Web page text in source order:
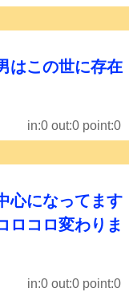
はこの世に存在
in:0 out:0 point:0
心になってます
ロコロ変わりま
in:0 out:0 point:0